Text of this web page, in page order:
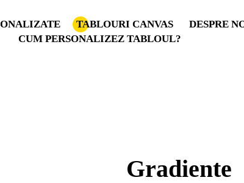
TABLOURI CANVAS DESPRE
CUM PERSONALIZEZ TABLOUL?
Gradiente